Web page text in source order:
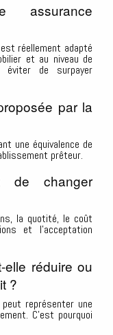
assurance
réellement adapté
et au niveau de
éviter de surpayer
par la
une équivalence de
prêteur.
de changer
la quotité, le coût
et l’acceptation
elle réduire ou
?
représenter une
C’est pourquoi